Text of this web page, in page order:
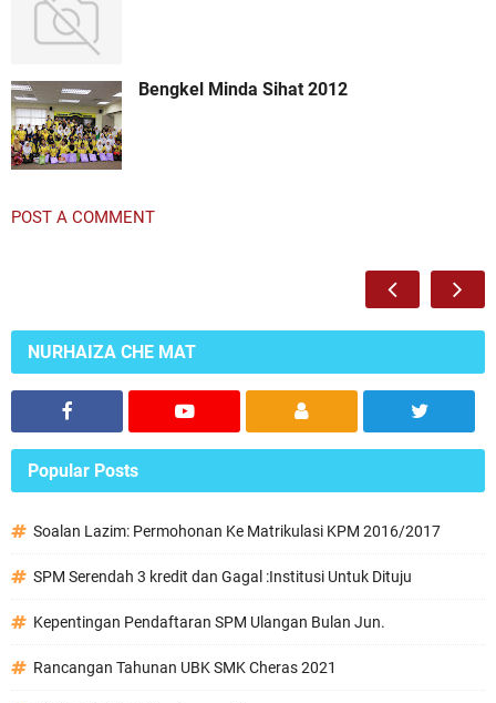
Bengkel Minda Sihat 2012
POST A COMMENT
NURHAIZA CHE MAT
Popular Posts
Soalan Lazim: Permohonan Ke Matrikulasi KPM 2016/2017
SPM Serendah 3 kredit dan Gagal :Institusi Untuk Dituju
Kepentingan Pendaftaran SPM Ulangan Bulan Jun.
Rancangan Tahunan UBK SMK Cheras 2021